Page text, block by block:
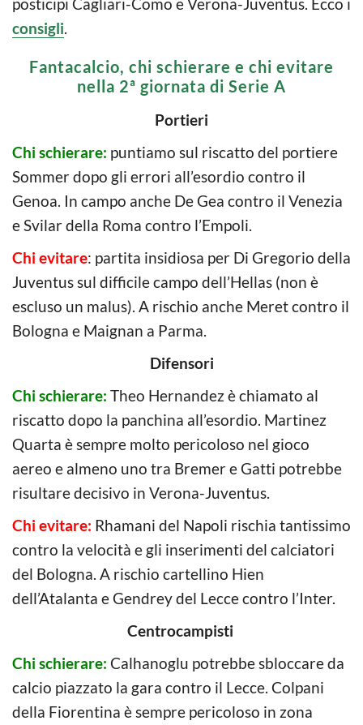
consigli.
Fantacalcio, chi schierare e chi evitare
nella 2ª giornata di Serie A
Portieri
Chi schierare: puntiamo sul riscatto del portiere
Sommer dopo gli errori all’esordio contro il
Genoa. In campo anche De Gea contro il Venezia
e Svilar della Roma contro l’Empoli.
Chi evitare: partita insidiosa per Di Gregorio della
Juventus sul difficile campo dell’Hellas (non è
escluso un malus). A rischio anche Meret contro il
Bologna e Maignan a Parma.
Difensori
Chi schierare: Theo Hernandez è chiamato al
riscatto dopo la panchina all’esordio. Martinez
Quarta è sempre molto pericoloso nel gioco
aereo e almeno uno tra Bremer e Gatti potrebbe
risultare decisivo in Verona-Juventus.
Chi evitare: Rhamani del Napoli rischia tantissimo
contro la velocità e gli inserimenti del calciatori
del Bologna. A rischio cartellino Hien
dell’Atalanta e Gendrey del Lecce contro l’Inter.
Centrocampisti
Chi schierare: Calhanoglu potrebbe sbloccare da
calcio piazzato la gara contro il Lecce. Colpani
della Fiorentina è sempre pericoloso in zona